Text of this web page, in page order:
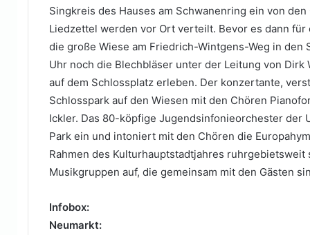
Singkreis des Hauses am Schwanenring ein von
Liedzettel werden vor Ort verteilt. Bevor es dann
die große Wiese am Friedrich-Wintgens-Weg in
Uhr noch die Blechbläser unter der Leitung von
auf dem Schlossplatz erleben. Der konzertante,
Schlosspark auf den Wiesen mit den Chören
Ickler. Das 80-köpfige Jugendsinfonieorchester der
Park ein und intoniert mit den Chören die
Rahmen des Kulturhauptstadtjahres
Musikgruppen auf, die gemeinsam mit den Gästen
Infobox:
Neumarkt: